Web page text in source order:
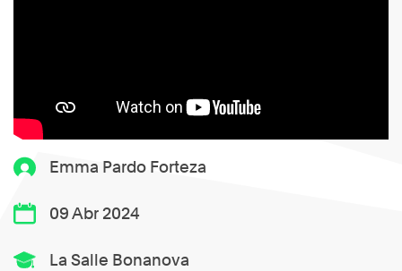
Emma Pardo Forteza
09 Abr 2024
La Salle Bonanova